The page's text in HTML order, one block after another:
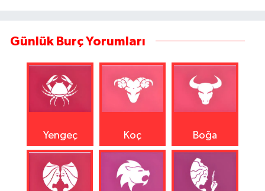
Günlük Burç Yorumları
Yengeç Koç Boğa